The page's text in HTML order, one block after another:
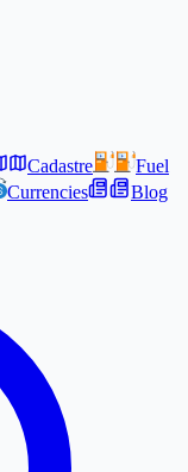
Cadastre
Fuel
Currencies
Blog